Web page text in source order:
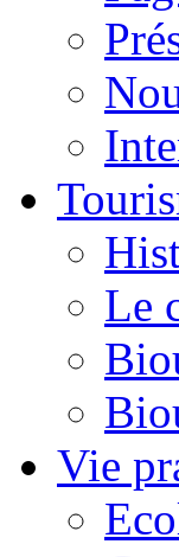
Le
Vie